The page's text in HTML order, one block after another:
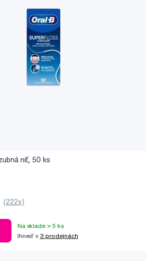
niť, 50 ks
(222x)
Na sklade > 5 ks
Ihneď v 3 prodejnách